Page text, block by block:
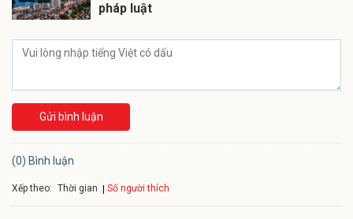
pháp luật
Gửi bình luận
(0) Bình luận
Xếp theo: Thời gian Số người thích